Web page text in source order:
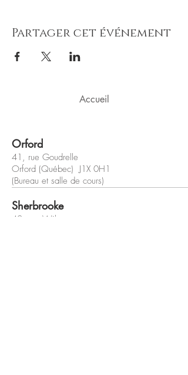
Au plaisir de vous rencontrer, Véronique
Partager cet événement
Accueil
Orford
41, rue Goudrelle
Orford (Québec) J1X 0H1
(Bureau et salle de cours)
Sherbrooke
42, rue Wilson